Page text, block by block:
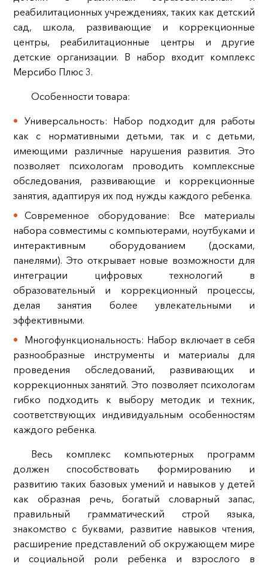
реабилитационных учреждениях, таких как детский
сад, школа, развивающие и коррекционные
центры, реабилитационные центры и другие
детские организации. В набор входит комплекс
Мерсибо Плюс 3.
Особенности товара:
Универсальность: Набор подходит для работы
как с нормативными детьми, так и с детьми,
имеющими различные нарушения развития. Это
позволяет психологам проводить комплексные
обследования, развивающие и коррекционные
занятия, адаптируя их под нужды каждого ребенка.
Современное оборудование: Все материалы
набора совместимы с компьютерами, ноутбуками и
интерактивным оборудованием (досками,
панелями). Это открывает новые возможности для
интеграции цифровых технологий в
образовательный и коррекционный процессы,
делая занятия более увлекательными и
эффективными.
Многофункциональность: Набор включает в себя
разнообразные инструменты и материалы для
проведения обследований, развивающих и
коррекционных занятий. Это позволяет психологам
гибко подходить к выбору методик и техник,
соответствующих индивидуальным особенностям
каждого ребенка.
Весь комплекс компьютерных программ
должен способствовать формированию и
развитию таких базовых умений и навыков у детей
как образная речь, богатый словарный запас,
правильный грамматический строй языка,
знакомство с буквами, развитие навыков чтения,
расширение представлений об окружающем мире
и социальной роли ребенка и взрослого в